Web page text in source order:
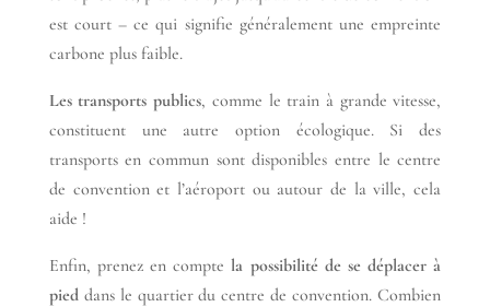
est court – ce qui signifie généralement une empreinte
carbone plus faible.
Les transports publics, comme le train à grande vitesse,
constituent une autre option écologique. Si des
transports en commun sont disponibles entre le centre
de convention et l’aéroport ou autour de la ville, cela
aide !
Enfin, prenez en comptela possibilité de se déplacer à
pieddans le quartier du centre de convention. Combien